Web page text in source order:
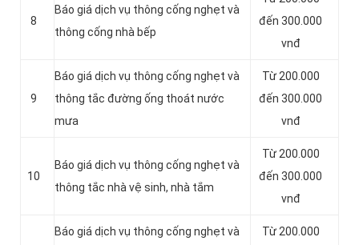
8
Báo giá dịch vụ thông cống nghẹt và
thông cống nhà bếp
đến 300.000
vnđ
9
Báo giá dịch vụ thông cống nghẹt và
thông tắc đường ống thoát nước
mưa
Từ 200.000
đến 300.000
vnđ
10
Báo giá dịch vụ thông cống nghẹt và
thông tắc nhà vệ sinh, nhà tắm
Từ 200.000
đến 300.000
vnđ
Báo giá dịch vụ thông cống nghẹt và
Từ 200.000